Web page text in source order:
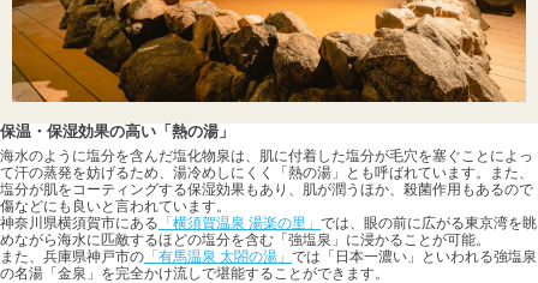
保温・保湿効果の高い「熱の湯」
海水のように塩分を含んだ塩化物泉は、肌に付着した塩分が毛穴を塞ぐことによっ
て汗の蒸発を妨げるため、湯冷めしにくく「熱の湯」とも呼ばれています。また、
塩分が肌をコーティングする保湿効果もあり、肌が潤うほか、殺菌作用もあるので
傷などにも良いと言われています。
神奈川県横須賀市にある 「横須賀温泉 湯楽の里」 では、眼の前に広がる東京湾を眺
めながら海水に匹敵するほどの塩分を含む「強塩泉」に浸かることが可能。
また、兵庫県神戸市の 「有馬温泉 太閤の湯」 では「日本一濃い」といわれる強塩泉
の名湯「金泉」を完全かけ流しで堪能することができます。